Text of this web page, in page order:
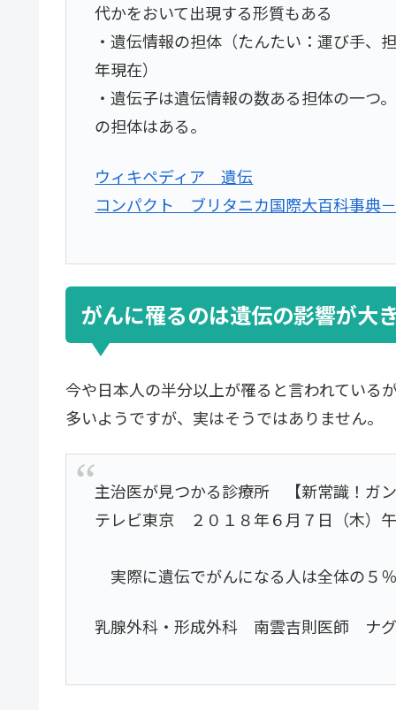
代かをおいて出現する形質もある
・遺伝情報の担体（たんたい：運び手、
年現在）
・遺伝子は遺伝情報の数ある担体の一
の担体はある。
ウィキペディア 遺伝
コンパクト ブリタニカ国際大百科事典
がんに罹るのは遺伝の影響が大
今や日本人の半分以上が罹ると言われている
多いようですが、実はそうではありません。
主治医が見つかる診療所 【新常識！ガ
テレビ東京 ２０１８年６月７日（木）
実際に遺伝でがんになる人は全体の５
乳腺外科・形成外科 南雲吉則医師 ナ